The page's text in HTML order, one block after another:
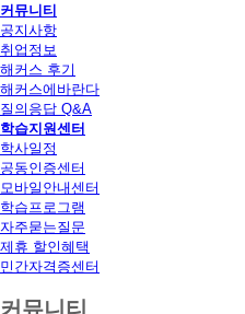
커뮤니티
공지사항
취업정보
해커스 후기
해커스에바란다
질의응답 Q&A
학습지원센터
학사일정
공동인증센터
모바일안내센터
학습프로그램
자주묻는질문
제휴 할인혜택
민간자격증센터
커뮤니티